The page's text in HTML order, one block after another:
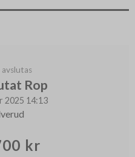
Rop
2025 14:13
kr